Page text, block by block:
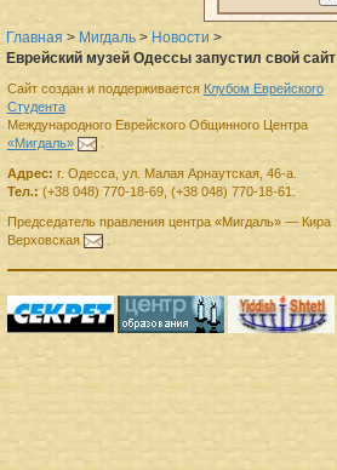
Главная > Мигдаль > Новости >
Еврейский музей Одессы запустил свой сайт
Сайт создан и поддерживается Клубом Еврейского
Студента
Международного Еврейского Общинного Центра
«Мигдаль»
Адрес: г. Одесса, ул. Малая Арнаутская, 46-а.
Тел.: (+38 048) 770-18-69, (+38 048) 770-18-61
Председатель правленияцентра «Мигдаль»— Кира
Верховская